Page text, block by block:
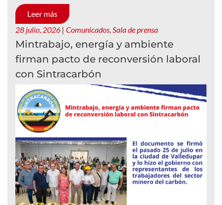
Leer más
28 julio, 2026 | Comunicados, Sala de prensa
Mintrabajo, energía y ambiente
firman pacto de reconversión laboral
con Sintracarbón